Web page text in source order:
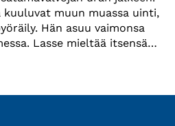
kuuluvat muun muassa uinti,
Hän asuu vaimonsa
Lasse mieltää itsensä…